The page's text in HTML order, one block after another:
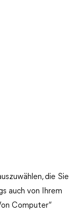
die Sie
auch von Ihrem
Computer“